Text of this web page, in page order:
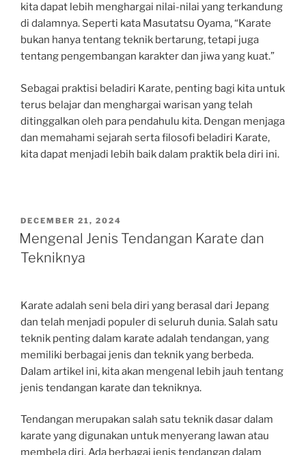
kita dapat lebih menghargai nilai-nilai yang terkandung
di dalamnya. Seperti kata Masutatsu Oyama, “Karate
bukan hanya tentang teknik bertarung, tetapi juga
tentang pengembangan karakter dan jiwa yang kuat.”
Sebagai praktisi beladiri Karate, penting bagi kita untuk
terus belajar dan menghargai warisan yang telah
ditinggalkan oleh para pendahulu kita. Dengan menjaga
dan memahami sejarah serta filosofi beladiri Karate,
kita dapat menjadi lebih baik dalam praktik bela diri ini.
POSTED
ON
DECEMBER 21, 2024
Mengenal Jenis Tendangan Karate dan
Tekniknya
Karate adalah seni bela diri yang berasal dari Jepang
dan telah menjadi populer di seluruh dunia. Salah satu
teknik penting dalam karate adalah tendangan, yang
memiliki berbagai jenis dan teknik yang berbeda.
Dalam artikel ini, kita akan mengenal lebih jauh tentang
jenis tendangan karate dan tekniknya.
Tendangan merupakan salah satu teknik dasar dalam
karate yang digunakan untuk menyerang lawan atau
membela diri. Ada berbagai jenis tendangan dalam